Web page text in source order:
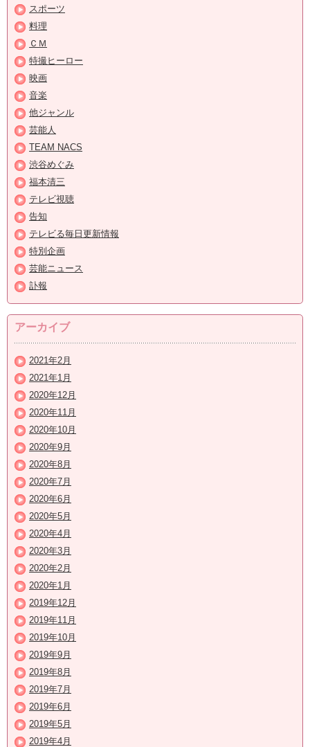
スポーツ
料理
ＣＭ
特撮ヒーロー
映画
音楽
他ジャンル
芸能人
TEAM NACS
渋谷めぐみ
福本清三
テレビ視聴
告知
テレビる毎日更新情報
特別企画
芸能ニュース
訃報
アーカイブ
2021年2月
2021年1月
2020年12月
2020年11月
2020年10月
2020年9月
2020年8月
2020年7月
2020年6月
2020年5月
2020年4月
2020年3月
2020年2月
2020年1月
2019年12月
2019年11月
2019年10月
2019年9月
2019年8月
2019年7月
2019年6月
2019年5月
2019年4月